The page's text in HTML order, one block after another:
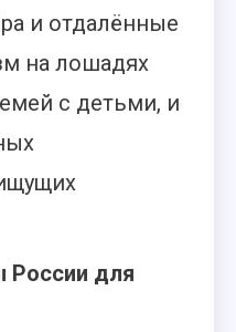
и отдалённые
на лошадях
с детьми, и
России для